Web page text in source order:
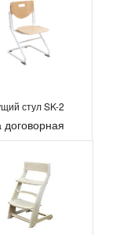
стул SK-2